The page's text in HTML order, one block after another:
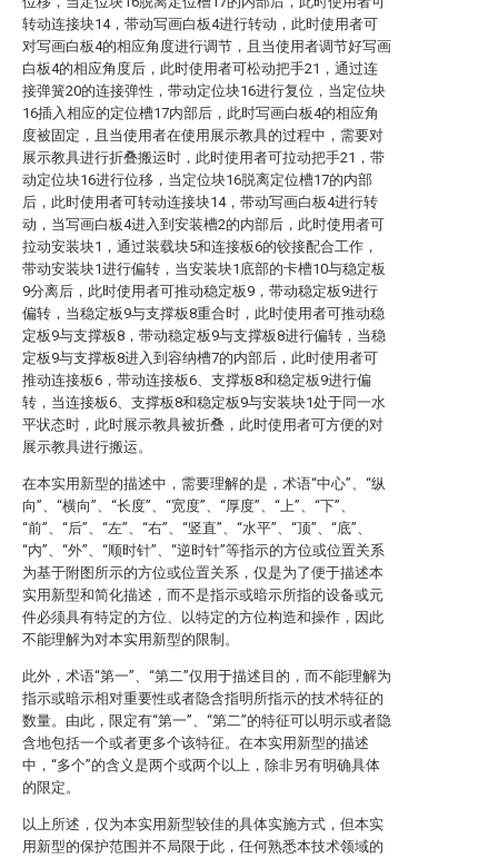
转动连接块14，带动写画白板4进行转动，此时使用者可
对写画白板4的相应角度进行调节，且当使用者调节好写画
白板4的相应角度后，此时使用者可松动把手21，通过连
接弹簧20的连接弹性，带动定位块16进行复位，当定位块
16插入相应的定位槽17内部后，此时写画白板4的相应角
度被固定，且当使用者在使用展示教具的过程中，需要对
展示教具进行折叠搬运时，此时使用者可拉动把手21，带
动定位块16进行位移，当定位块16脱离定位槽17的内部
后，此时使用者可转动连接块14，带动写画白板4进行转
动，当写画白板4进入到安装槽2的内部后，此时使用者可
拉动安装块1，通过装载块5和连接板6的铰接配合工作，
带动安装块1进行偏转，当安装块1底部的卡槽10与稳定板
9分离后，此时使用者可推动稳定板9，带动稳定板9进行
偏转，当稳定板9与支撑板8重合时，此时使用者可推动稳
定板9与支撑板8，带动稳定板9与支撑板8进行偏转，当稳
定板9与支撑板8进入到容纳槽7的内部后，此时使用者可
推动连接板6，带动连接板6、支撑板8和稳定板9进行偏
转，当连接板6、支撑板8和稳定板9与安装块1处于同一水
平状态时，此时展示教具被折叠，此时使用者可方便的对
展示教具进行搬运。
在本实用新型的描述中，需要理解的是，术语“中心”、“纵
向”、“横向”、“长度”、“宽度”、“厚度”、“上”、“下”、
“前”、“后”、“左”、“右”、“竖直”、“水平”、“顶”、“底”、
“内”、“外”、“顺时针”、“逆时针”等指示的方位或位置关系
为基于附图所示的方位或位置关系，仅是为了便于描述本
实用新型和简化描述，而不是指示或暗示所指的设备或元
件必须具有特定的方位、以特定的方位构造和操作，因此
不能理解为对本实用新型的限制。
此外，术语“第一”、“第二”仅用于描述目的，而不能理解为
指示或暗示相对重要性或者隐含指明所指示的技术特征的
数量。由此，限定有“第一”、“第二”的特征可以明示或者隐
含地包括一个或者更多个该特征。在本实用新型的描述
中，“多个”的含义是两个或两个以上，除非另有明确具体
的限定。
以上所述，仅为本实用新型较佳的具体实施方式，但本实
用新型的保护范围并不局限于此，任何熟悉本技术领域的